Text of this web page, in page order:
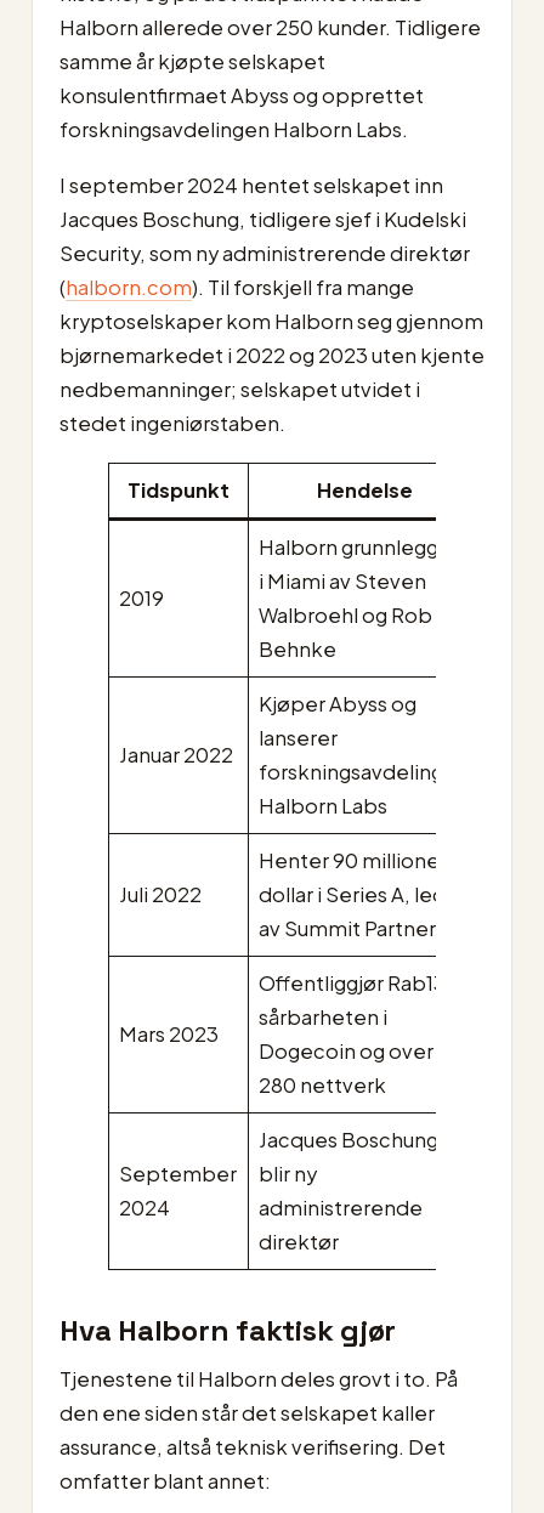
Halborn allerede over 250 kunder. Tidligere
samme år kjøpte selskapet
konsulentfirmaet Abyss og opprettet
forskningsavdelingen Halborn Labs.
I september 2024 hentet selskapet inn
Jacques Boschung, tidligere sjef i Kudelski
Security, som ny administrerende direktør
(halborn.com). Til forskjell fra mange
kryptoselskaper kom Halborn seg gjennom
bjørnemarkedet i 2022 og 2023 uten kjente
nedbemanninger; selskapet utvidet i
stedet ingeniørstaben.
Tidspunkt Hendelse
2019
Halborn grunnlegges
i Miami av Steven
Walbroehl og Rob
Behnke
Januar 2022
Kjøper Abyss og
lanserer
forskningsavdelingen
Halborn Labs
Juli 2022
Henter 90 millioner
dollar i Series A, ledet
av Summit Partners
Mars 2023
Offentliggjør Rab13s-
sårbarheten i
Dogecoin og over
280 nettverk
September
2024
Jacques Boschung
blir ny
administrerende
direktør
Hva Halborn faktisk gjør
Tjenestene til Halborn deles grovt i to. På
den ene siden står det selskapet kaller
assurance, altså teknisk verifisering. Det
omfatter blant annet: